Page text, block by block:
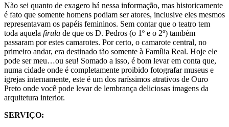
Não sei quanto de exagero há nessa informação, mas historicamente
é fato que somente homens podiam ser atores, inclusive eles mesmos
representavam os papéis femininos. Sem contar que o teatro tem
toda aquela firula de que os D. Pedros (o 1º e o 2º) também
passaram por estes camarotes. Por certo, o camarote central, no
primeiro andar, era destinado tão somente à Família Real. Hoje ele
pode ser meu…ou seu! Somado a isso, é bom levar em conta que,
numa cidade onde é completamente proibido fotografar museus e
igrejas internamente, este é um dos raríssimos atrativos de Ouro
Preto onde você pode levar de lembrança deliciosas imagens da
arquitetura interior.
SERVIÇO: